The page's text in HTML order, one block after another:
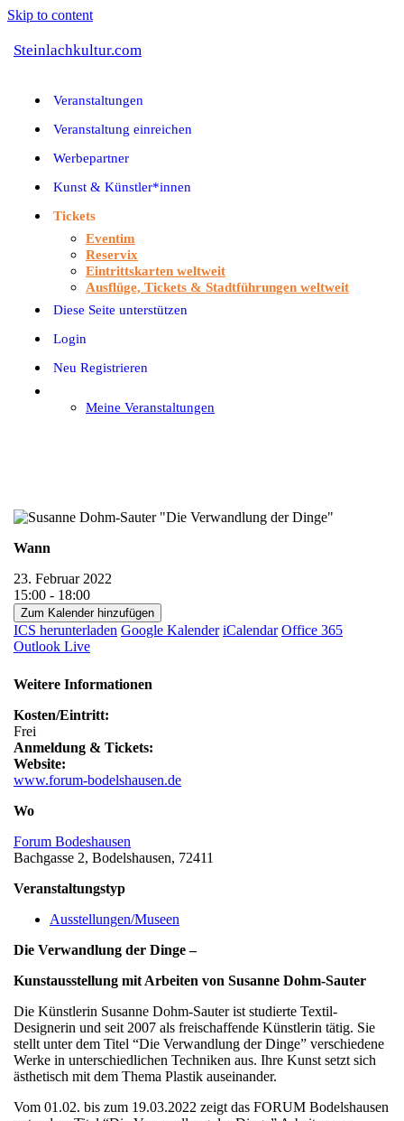
Skip to content
Steinlachkultur.com
Veranstaltungen
Veranstaltung einreichen
Werbepartner
Kunst & Künstler*innen
Tickets
Eventim
Reservix
Eintrittskarten weltweit
Ausflüge, Tickets & Stadtführungen weltweit
Diese Seite unterstützen
Login
Neu Registrieren
Meine Veranstaltungen
Wann
23. Februar 2022
15:00 - 18:00
Zum Kalender hinzufügen
ICS herunterladen Google Kalender iCalendar Office 365
Outlook Live
Weitere Informationen
Kosten/Eintritt:
Frei
Anmeldung & Tickets:
Website:
www.forum-bodelshausen.de
Wo
Forum Bodeshausen
Bachgasse 2, Bodelshausen, 72411
Veranstaltungstyp
Ausstellungen/Museen
Die Verwandlung der Dinge –
Kunstausstellung mit Arbeiten von Susanne Dohm-Sauter
Die Künstlerin Susanne Dohm-Sauter ist studierte Textil-
Designerin und seit 2007 als freischaffende Künstlerin tätig. Sie
stellt unter dem Titel “Die Verwandlung der Dinge” verschiedene
Werke in unterschiedlichen Techniken aus. Ihre Kunst setzt sich
ästhetisch mit dem Thema Plastik auseinander.
Vom 01.02. bis zum 19.03.2022 zeigt das FORUM Bodelshausen